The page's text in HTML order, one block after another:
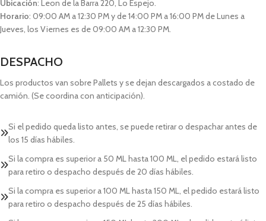
Ubicación: Leon de la Barra 220, Lo Espejo.
Horario: 09:00 AM a 12:30 PM y de 14:00 PM a 16:00 PM de Lunes a
Jueves, los Viernes es de 09:00 AM a 12:30 PM.
DESPACHO
Los productos van sobre Pallets y se dejan descargados a costado de
camión. (Se coordina con anticipación).
Si el pedido queda listo antes, se puede retirar o despachar antes de
los 15 días hábiles.
Si la compra es superior a 50 ML hasta 100 ML, el pedido estará listo
para retiro o despacho después de 20 días hábiles.
Si la compra es superior a 100 ML hasta 150 ML, el pedido estará listo
para retiro o despacho después de 25 días hábiles.